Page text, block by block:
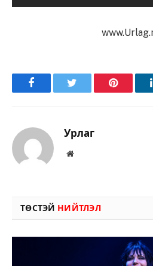
FacebookTwitter Pinterest
Урлаг
Вэбсайт
ТӨСТЭЙ НИЙТЛЭЛ